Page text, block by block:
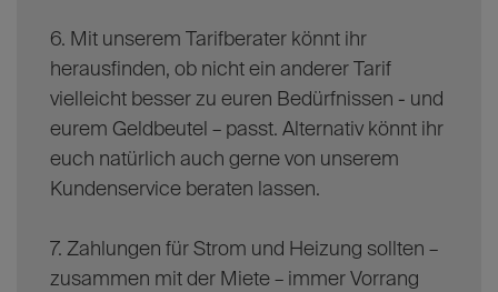
6. Mit unserem Tarifberater könnt ihr
herausfinden, ob nicht ein anderer Tarif
vielleicht besser zu euren Bedürfnissen - und
eurem Geldbeutel – passt. Alternativ könnt ihr
euch natürlich auch gerne von unserem
Kundenservice beraten lassen.
7. Zahlungen für Strom und Heizung sollten –
zusammen mit der Miete – immer Vorrang